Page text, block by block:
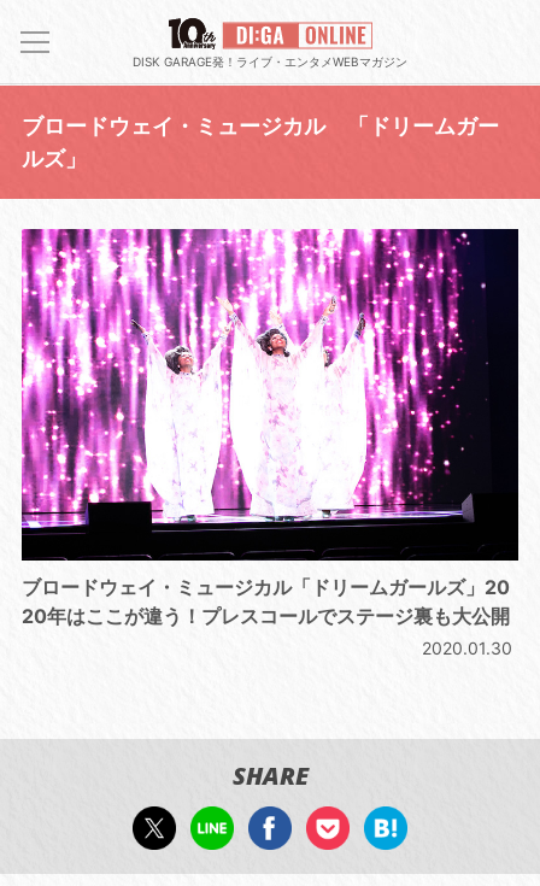
DISK GARAGE発！ライブ・エンタメWEBマガジン
ブロードウェイ・ミュージカル 「ドリームガー
ルズ」
ブロードウェイ・ミュージカル「ドリームガールズ」20
20年はここが違う！プレスコールでステージ裏も大公開
2020.01.30
SHARE